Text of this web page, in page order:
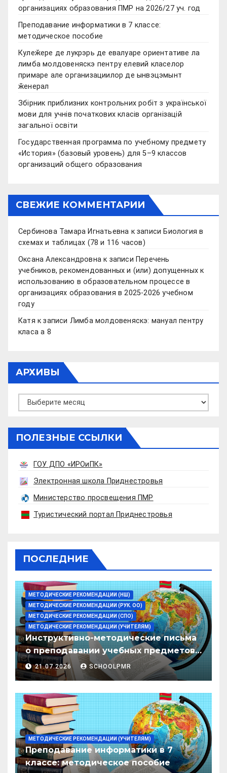
организациях образования ПМР на 2026/27 уч. год
Преподавание информатики в 7 классе:
методическое пособие
Кулеӂере де лукрэрь де евалуаре ориентативе ла
лимба молдовеняскэ пентру елевий класелор
примаре але организациилор де ынвэцэмынт
ӂенерал
Збірник приблизних контрольних робіт з української
мови для учнів початкових класів організацій
загальної освіти
Государственная программа по учебному предмету
«История» (базовый уровень) для 5–9 классов
организаций общего образования
СВЕЖИЕ КОММЕНТАРИИ
Сербинова Тамара Игнатьевна к записи Биология в
схемах и таблицах (78 и 116 часов)
Оксана Александровна к записи Перечень
учебников, рекомендованных и (или) допущенных к
использованию в образовательном процессе в
организациях образования в 2025-2026 учебном
году
Катя к записи Лимба молдовеняскэ: мануал пентру
класа а 8
АРХИВЫ
Архивы
ПОЛЕЗНЫЕ ССЫЛКИ
ГОУ ДПО «ИРОиПК»
Электронная школа Приднестровья
Министерство просвещения ПМР
Туристический портал Приднестровья
ПОСЛЕДНИЕ
МЕТОДИЧЕСКИЕ РЕКОМЕНДАЦИИ (НШ)
МЕТОДИЧЕСКИЕ РЕКОМЕНДАЦИИ (РУК. ОО)
МЕТОДИЧЕСКИЕ РЕКОМЕНДАЦИИ (СПО)
МЕТОДИЧЕСКИЕ РЕКОМЕНДАЦИИ (УЧИТЕЛЯМ)
Инструктивно-методические письма
о преподавании учебных предметов/
дисциплин в организациях
образования ПМР на 2026/27 уч. год
21.07.2026 SCHOOLPMR
МЕТОДИЧЕСКИЕ РЕКОМЕНДАЦИИ (УЧИТЕЛЯМ)
Преподавание информатики в 7
классе: методическое пособие